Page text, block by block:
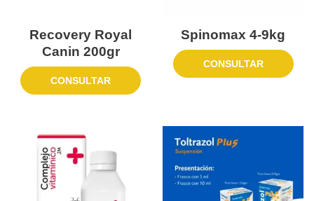
Recovery Royal
Canin 200gr
CONSULTAR
Spinomax 4-9kg
CONSULTAR